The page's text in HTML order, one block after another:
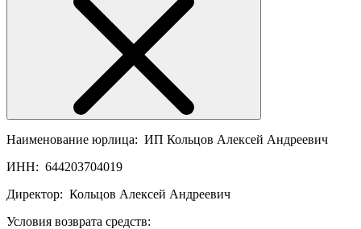
Наименование юрлица: ИП Кольцов Алексей Андреевич
ИНН: 644203704019
Директор: Кольцов Алексей Андреевич
Условия возврата средств: